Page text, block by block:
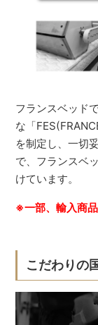
フランスベッド
な「
を制定し、一切
で、フランスベ
けています。
※一部、輸入商品
こだわりの